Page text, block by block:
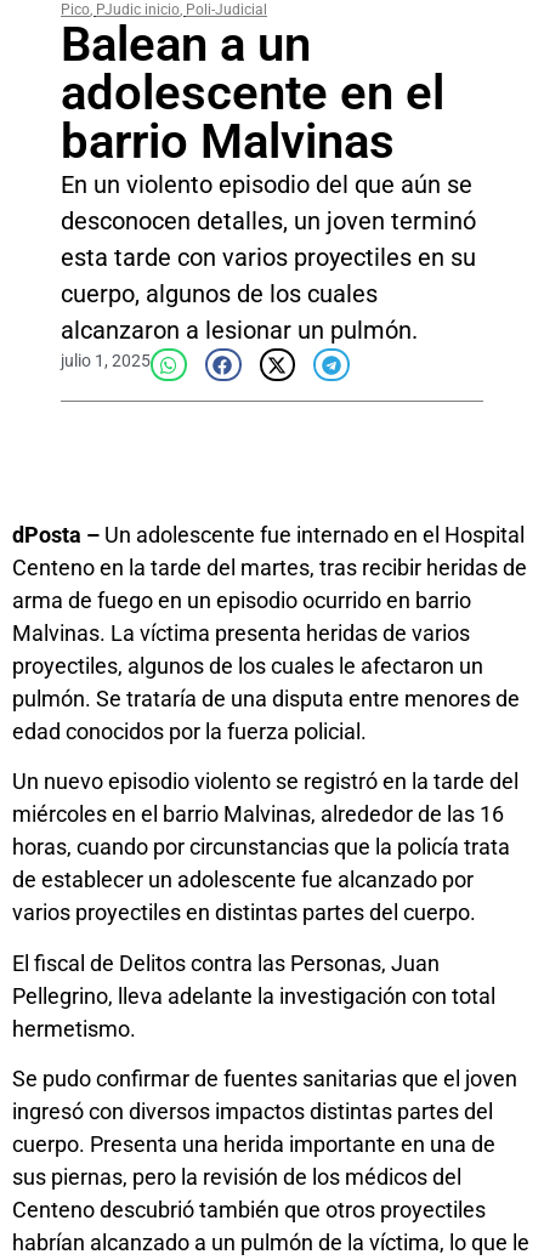
Pico, PJudic inicio, Poli-Judicial
Balean a un
adolescente en el
barrio Malvinas
En un violento episodio del que aún se
desconocen detalles, un joven terminó
esta tarde con varios proyectiles en su
cuerpo, algunos de los cuales
alcanzaron a lesionar un pulmón.
julio 1, 2025
dPosta – Un adolescente fue internado en el Hospital
Centeno en la tarde del martes, tras recibir heridas de
arma de fuego en un episodio ocurrido en barrio
Malvinas. La víctima presenta heridas de varios
proyectiles, algunos de los cuales le afectaron un
pulmón. Se trataría de una disputa entre menores de
edad conocidos por la fuerza policial.
Un nuevo episodio violento se registró en la tarde del
miércoles en el barrio Malvinas, alrededor de las 16
horas, cuando por circunstancias que la policía trata
de establecer un adolescente fue alcanzado por
varios proyectiles en distintas partes del cuerpo.
El fiscal de Delitos contra las Personas, Juan
Pellegrino, lleva adelante la investigación con total
hermetismo.
Se pudo confirmar de fuentes sanitarias que el joven
ingresó con diversos impactos distintas partes del
cuerpo. Presenta una herida importante en una de
sus piernas, pero la revisión de los médicos del
Centeno descubrió también que otros proyectiles
habrían alcanzado a un pulmón de la víctima, lo que le